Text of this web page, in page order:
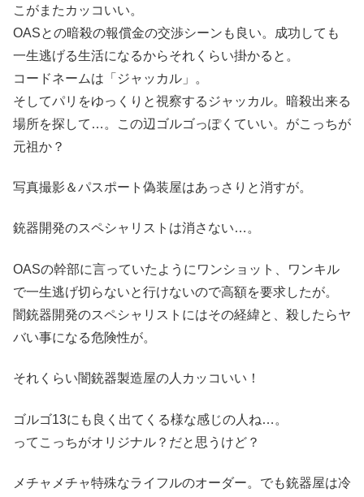
こがまたカッコいい。
OASとの暗殺の報償金の交渉シーンも良い。成功しても
一生逃げる生活になるからそれくらい掛かると。
コードネームは「ジャッカル」。
そしてパリをゆっくりと視察するジャッカル。暗殺出来る
場所を探して…。この辺ゴルゴっぽくていい。がこっちが
元祖か？
写真撮影＆パスポート偽装屋はあっさりと消すが。
銃器開発のスペシャリストは消さない…。
OASの幹部に言っていたようにワンショット、ワンキル
で一生逃げ切らないと行けないので高額を要求したが。
闇銃器開発のスペシャリストにはその経緯と、殺したらヤ
バい事になる危険性が。
それくらい闇銃器製造屋の人カッコいい！
ゴルゴ13にも良く出てくる様な感じの人ね…。
ってこっちがオリジナル？だと思うけど？
メチャメチャ特殊なライフルのオーダー。でも銃器屋は冷